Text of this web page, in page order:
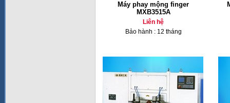
Máy phay mộng finger
MXB3515A
Liên hệ
Bảo hành : 12 tháng